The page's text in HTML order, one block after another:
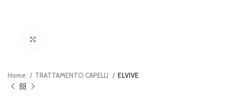
Home TRATTAMENTO CAPELLI ELVIVE